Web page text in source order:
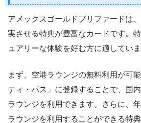
アメックスゴールドプリファードは
実させる特典が豊富なカードです。
ュアリーな体験を好む方に適していま
まず、空港ラウンジの無料利用が可
ティ・パス」に登録することで、国
ラウンジを利用できます。さらに、
ラウンジを利用することができる特